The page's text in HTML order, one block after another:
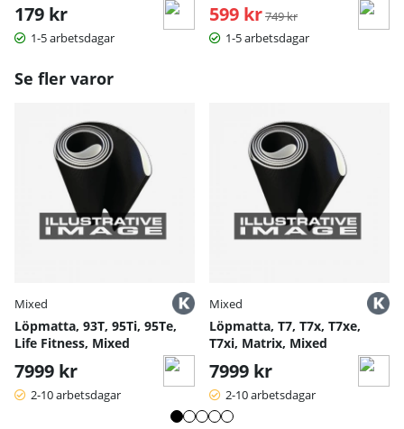
179 kr
1-5 arbetsdagar
599 krOrdinarie pris:
749 kr
1-5 arbetsdagar
Se fler varor
Mixed
Löpmatta, 93T, 95Ti, 95Te,
Life Fitness, Mixed
7999 kr
2-10 arbetsdagar
Mixed
Löpmatta, T7, T7x, T7xe,
T7xi, Matrix, Mixed
7999 kr
2-10 arbetsdagar